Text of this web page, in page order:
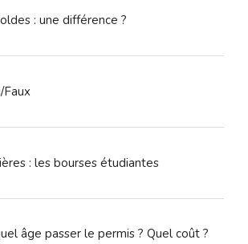
: une différence ?
Faux
: les bourses étudiantes
âge passer le permis ? Quel coût ?